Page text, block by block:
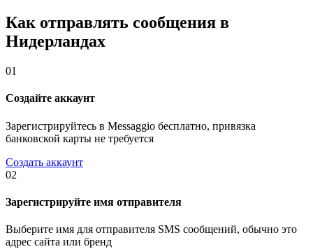
Как отправлять сообщения в
Нидерландах
01
Создайте аккаунт
Зарегистрируйтесь в Messaggio бесплатно, привязка
банковской карты не требуется
Создать аккаунт
02
Зарегистрируйте имя отправителя
Выберите имя для отправителя SMS сообщений, обычно это
адрес сайта или бренд